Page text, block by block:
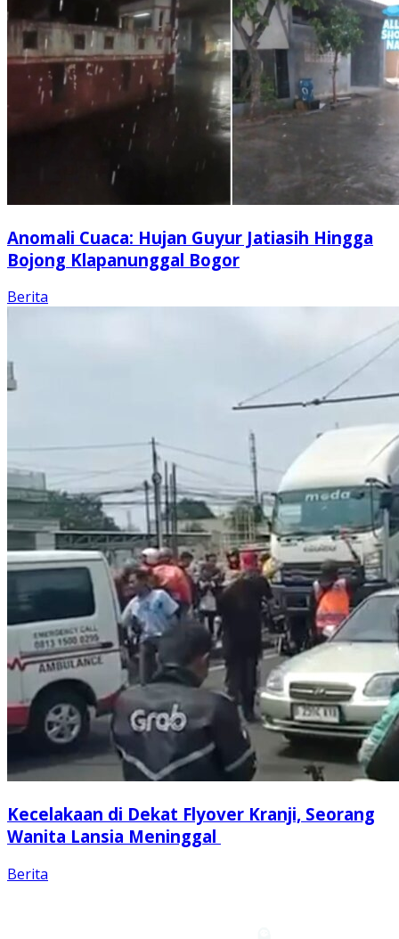
Anomali Cuaca: Hujan Guyur Jatiasih Hingga
Bojong Klapanunggal Bogor
Berita
Kecelakaan di Dekat Flyover Kranji, Seorang
Wanita Lansia Meninggal
Berita